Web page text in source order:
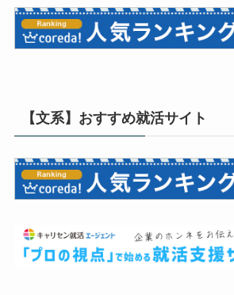
【文系】おすすめ就活サイト